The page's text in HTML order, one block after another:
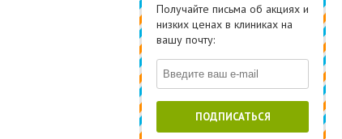
Получайте письма об акциях и
низких ценах в клиниках на
вашу почту:
ПОДПИСАТЬСЯ